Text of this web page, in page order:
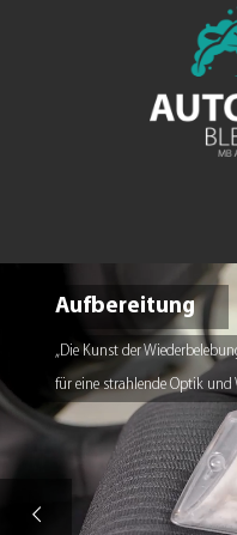
Aufbereitung
„Die Kunst der
für eine strahlende Optik und